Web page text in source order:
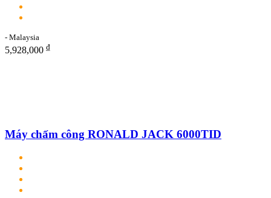
- Malaysia
5,928,000 ₫
Máy chấm công RONALD JACK 6000TID